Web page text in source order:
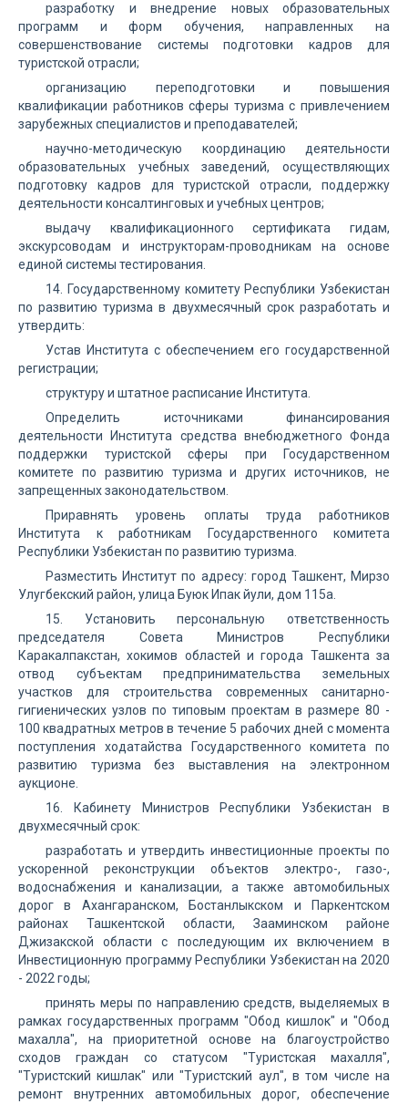
разработку и внедрение новых образовательных
программ и форм обучения, направленных на
совершенствование системы подготовки кадров для
туристской отрасли;
организацию переподготовки и повышения
квалификации работников сферы туризма с привлечением
зарубежных специалистов и преподавателей;
научно-методическую координацию деятельности
образовательных учебных заведений, осуществляющих
подготовку кадров для туристской отрасли, поддержку
деятельности консалтинговых и учебных центров;
выдачу квалификационного сертификата гидам,
экскурсоводам и инструкторам-проводникам на основе
единой системы тестирования.
14. Государственному комитету Республики Узбекистан
по развитию туризма в двухмесячный срок разработать и
утвердить:
Устав Института с обеспечением его государственной
регистрации;
структуру и штатное расписание Института.
Определить источниками финансирования
деятельности Института средства внебюджетного Фонда
поддержки туристской сферы при Государственном
комитете по развитию туризма и других источников, не
запрещенных законодательством.
Приравнять уровень оплаты труда работников
Института к работникам Государственного комитета
Республики Узбекистан по развитию туризма.
Разместить Институт по адресу: город Ташкент, Мирзо
Улугбекский район, улица Буюк Ипак йули, дом 115а.
15. Установить персональную ответственность
председателя Совета Министров Республики
Каракалпакстан, хокимов областей и города Ташкента за
отвод субъектам предпринимательства земельных
участков для строительства современных санитарно-
гигиенических узлов по типовым проектам в размере 80 -
100 квадратных метров в течение 5 рабочих дней с момента
поступления ходатайства Государственного комитета по
развитию туризма без выставления на электронном
аукционе.
16. Кабинету Министров Республики Узбекистан в
двухмесячный срок:
разработать и утвердить инвестиционные проекты по
ускоренной реконструкции объектов электро-, газо-,
водоснабжения и канализации, а также автомобильных
дорог в Ахангаранском, Бостанлыкском и Паркентском
районах Ташкентской области, Зааминском районе
Джизакской области с последующим их включением в
Инвестиционную программу Республики Узбекистан на 2020
- 2022 годы;
принять меры по направлению средств, выделяемых в
рамках государственных программ "Обод кишлок" и "Обод
махалла", на приоритетной основе на благоустройство
сходов граждан со статусом "Туристская махалля",
"Туристский кишлак" или "Туристский аул", в том числе на
ремонт внутренних автомобильных дорог, обеспечение